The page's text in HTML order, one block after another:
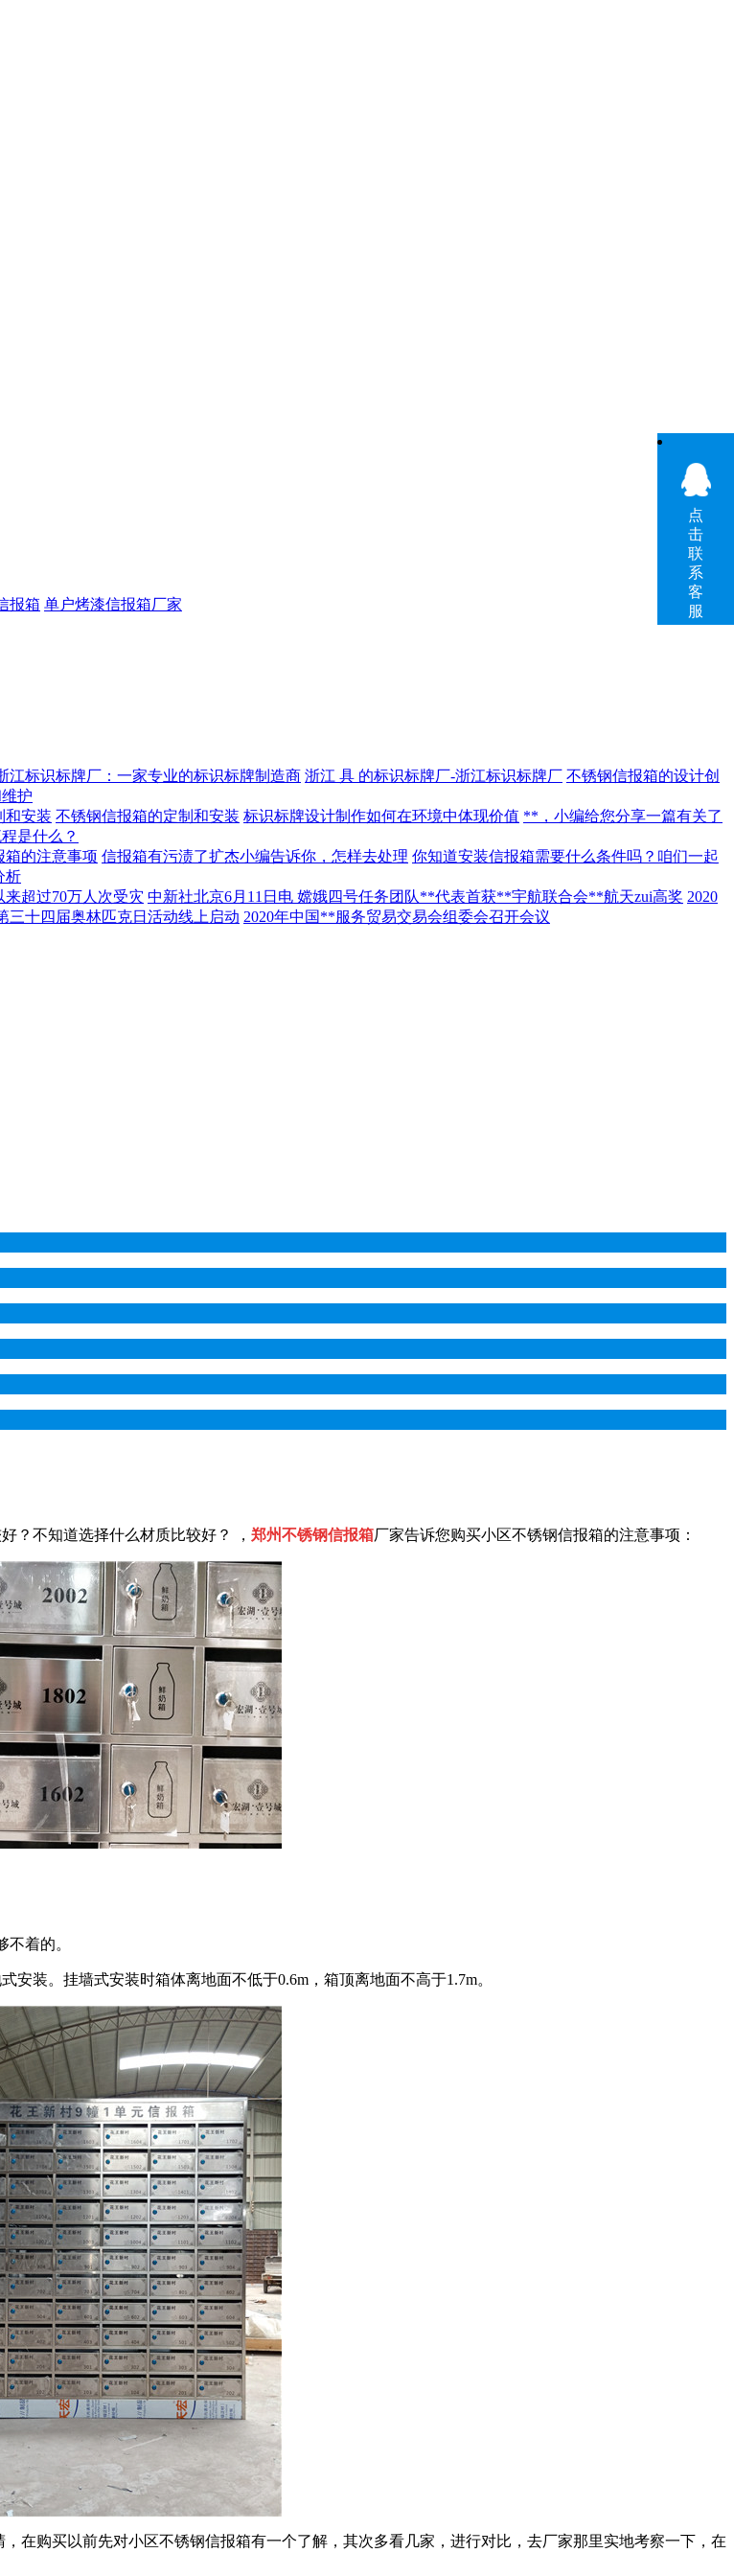
报箱 单户烤漆信报箱厂家
江标识标牌厂：一家专业的标识标牌制造商 浙江 具 的标识标牌厂-浙江标识标牌厂 不锈钢信报箱的设计创
护
和安装 不锈钢信报箱的定制和安装 标识标牌设计制作如何在环境中体现价值 **，小编给您分享一篇有关了
是什么？
箱的注意事项 信报箱有污渍了扩杰小编告诉你，怎样去处理 你知道安装信报箱需要什么条件吗？咱们一起
析
来超过70万人次受灾 中新社北京6月11日电 嫦娥四号任务团队**代表首获**宇航联合会**航天zui高奖 2020
三十四届奥林匹克日活动线上启动 2020年中国**服务贸易交易会组委会召开会议
？不知道选择什么材质比较好？ ， 郑州不锈钢信报箱厂家告诉您购买小区不锈钢信报箱的注意事项：
着的。
装。挂墙式安装时箱体离地面不低于0.6m，箱顶离地面不高于1.7m。
在购买以前先对小区不锈钢信报箱有一个了解，其次多看几家，进行对比，去厂家那里实地考察一下，在
点
击
联
系
客
服